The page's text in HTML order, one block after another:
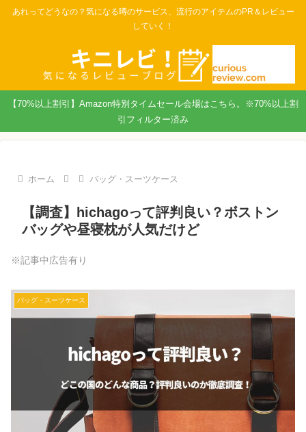
あれってどうなの？気になる噂のサービス、流行のアイテムのPR＆レビュー
していく！
【70%以上割引】Amazon特別タイムセール会場はこちら。※70%以上割
引フィルター済み
ホーム バッグ・スーツケース
【調査】hichagoって評判良い？ボストン
バッグや昼寝枕が人気だけど
※記事中広告有り
バッグ・スーツケース